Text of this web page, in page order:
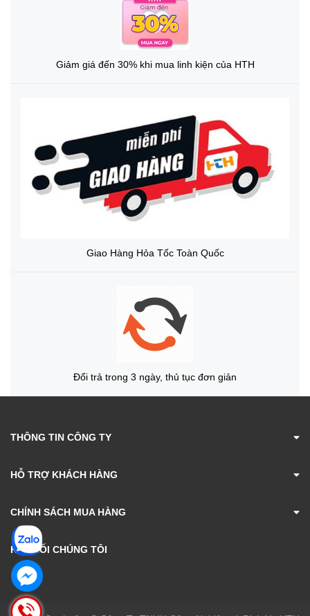
Giảm giá đến 30% khi mua linh kiện của HTH
Giao Hàng Hỏa Tốc Toàn Quốc
Đổi trả trong 3 ngày, thủ tục đơn giản
THÔNG TIN CÔNG TY
HỖ TRỢ KHÁCH HÀNG
CHÍNH SÁCH MUA HÀNG
KẾT NỐI CHÚNG TÔI